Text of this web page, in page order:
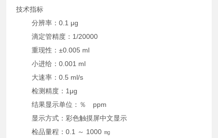
技术指标
分辨率：0.1 μg
滴定管精度：1/20000
重现性：±0.005 ml
小进给：0.001 ml
大速率：0.5 ml/s
检测精度：1μg
结果显示单位：％ ppm
显示方式：彩色触摸屏中文显示
检品量程：0.1 ～ 1000 ㎎